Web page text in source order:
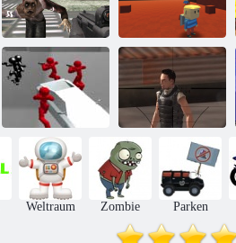
Maskierte
Kräfte: Zombie-
Überleben
Kogama: 4
Krieg
Kampfsimulator:
Counter
Stickman
Scharfschützenangriff
Weltraum Zombie Parken